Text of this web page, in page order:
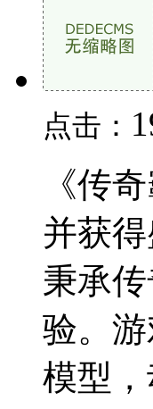
点击：
《传
并获
秉承
验。
模型